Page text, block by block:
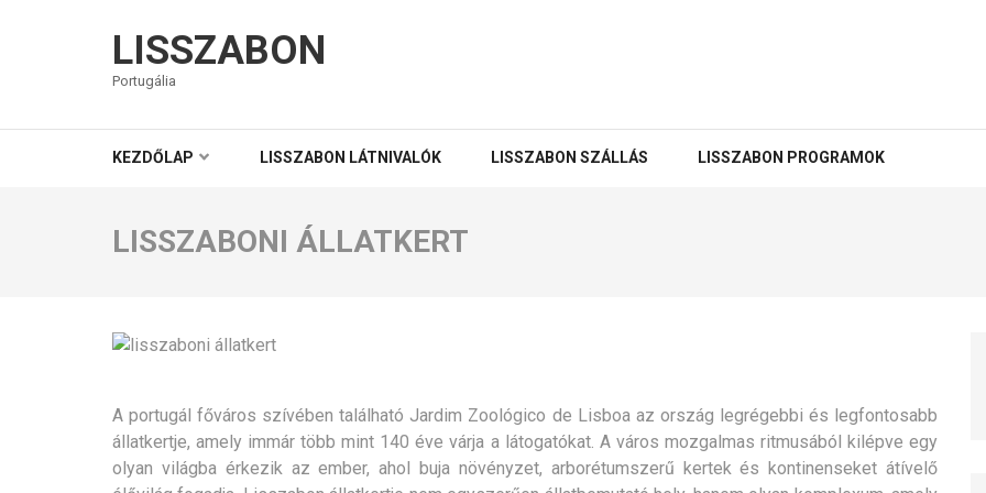
LISSZABON
Portugália
KEZDŐLAP LISSZABON LÁTNIVALÓK LISSZABON SZÁLLÁS LISSZABON PROGRAMOK
LISSZABONI ÁLLATKERT
A portugál főváros szívében található Jardim Zoológico de Lisboa az ország legrégebbi és legfontosabb
állatkertje, amely immár több mint 140 éve várja a látogatókat. A város mozgalmas ritmusából kilépve egy
olyan világba érkezik az ember, ahol buja növényzet, arborétumszerű kertek és kontinenseket átívelő